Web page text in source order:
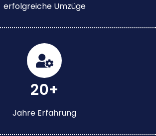
erfolgreiche Umzüge
20+
Jahre Erfahrung